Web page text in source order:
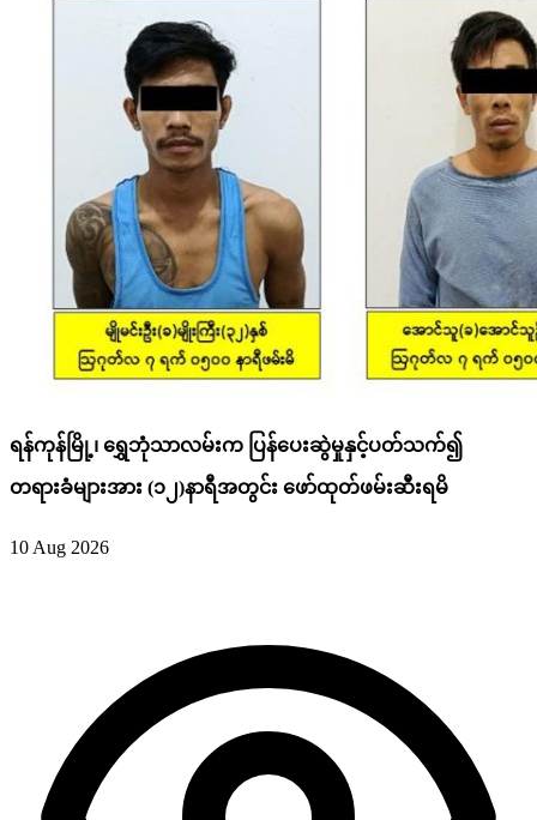
ရန်ကုန်မြို့၊ ရွှေဘုံသာလမ်းက ပြန်ပေးဆွဲမှုနှင့်ပတ်သက်၍
တရားခံများအား (၁၂)နာရီအတွင်း ဖော်ထုတ်ဖမ်းဆီးရမိ
10 Aug 2026